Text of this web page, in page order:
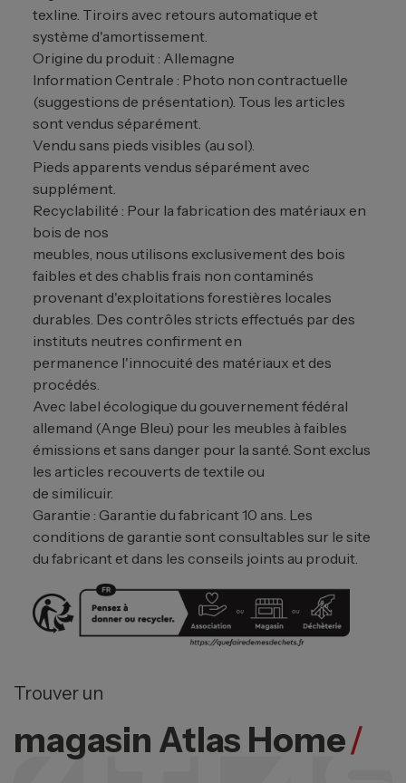
texline. Tiroirs avec retours automatique et
système d'amortissement.
Origine du produit : Allemagne
Information Centrale : Photo non contractuelle
(suggestions de présentation). Tous les articles
sont vendus séparément.
Vendu sans pieds visibles (au sol).
Pieds apparents vendus séparément avec
supplément.
Recyclabilité : Pour la fabrication des matériaux en
bois de nos
meubles, nous utilisons exclusivement des bois
faibles et des chablis frais non contaminés
provenant d'exploitations forestières locales
durables. Des contrôles stricts effectués par des
instituts neutres confirment en
permanence l'innocuité des matériaux et des
procédés.
Avec label écologique du gouvernement fédéral
allemand (Ange Bleu) pour les meubles à faibles
émissions et sans danger pour la santé. Sont exclus
les articles recouverts de textile ou
de similicuir.
Garantie : Garantie du fabricant 10 ans. Les
conditions de garantie sont consultables sur le site
du fabricant et dans les conseils joints au produit.
Trouver un
magasin Atlas Home/